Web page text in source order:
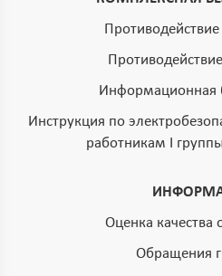
Информационная
Инструкция по
работникам I
Оценка качества
Обращения